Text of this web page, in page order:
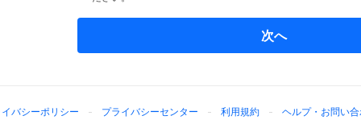
次へ
バシーポリシー プライバシーセンター 利用規約
ヘルプ・お問い